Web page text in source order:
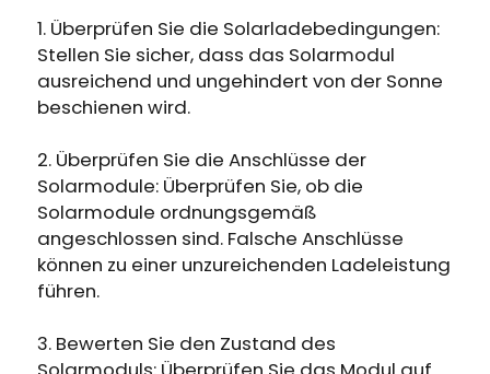
1. Überprüfen Sie die Solarladebedingungen:
Stellen Sie sicher, dass das Solarmodul
ausreichend und ungehindert von der Sonne
beschienen wird.
2. Überprüfen Sie die Anschlüsse der
Solarmodule: Überprüfen Sie, ob die
Solarmodule ordnungsgemäß
angeschlossen sind. Falsche Anschlüsse
können zu einer unzureichenden Ladeleistung
führen.
3. Bewerten Sie den Zustand des